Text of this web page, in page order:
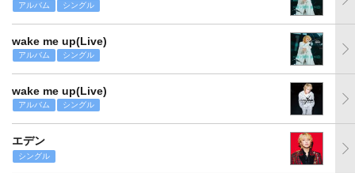
アルバム シングル
wake me up(Live)
アルバム シングル
wake me up(Live)
アルバム シングル
エデン
シングル